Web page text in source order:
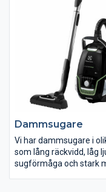
Dammsugare
Vi har dammsugare i
som lång räckvidd, låg
sugförmåga och stark